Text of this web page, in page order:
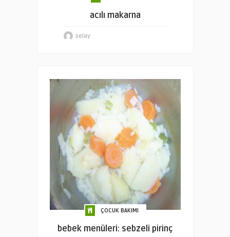
acılı makarna
selay
ÇOCUK BAKIMI
bebek menüleri: sebzeli pirinç